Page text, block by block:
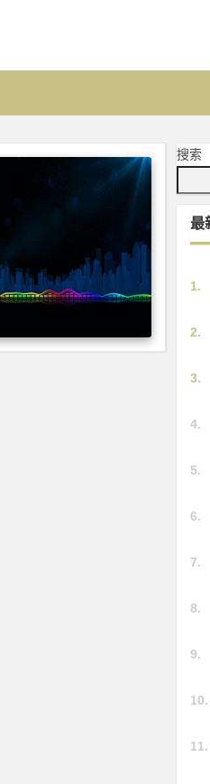
搜索
最
1.
2.
3.
4.
5.
6.
7.
8.
9.
10.
11.